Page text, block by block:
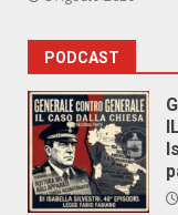
PODCAST